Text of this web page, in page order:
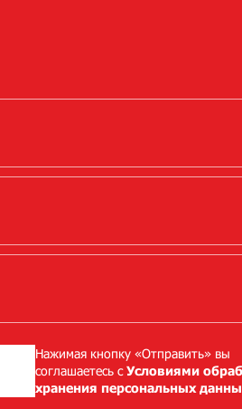
Нажимая кнопку «Отправить» вы
соглашаетесь сУсловиями
хранения персональных